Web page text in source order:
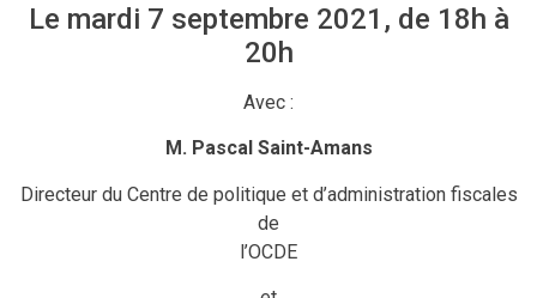
Le mardi 7 septembre 2021, de 18h à
20h
Avec :
M. Pascal Saint-Amans
Directeur du Centre de politique et d’administration fiscales
de
l’OCDE